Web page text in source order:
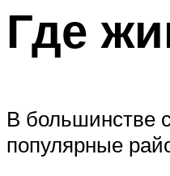
Где
В большинстве
популярные